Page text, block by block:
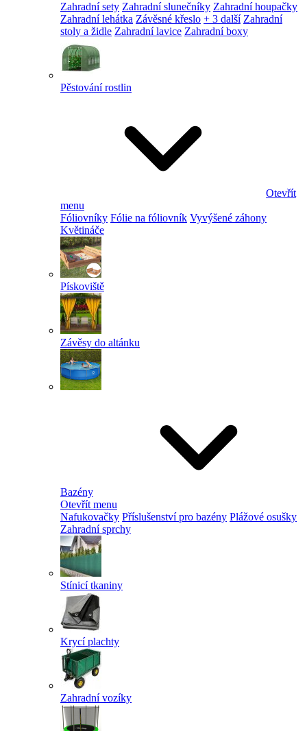
Zahradní sety Zahradní slunečníky Zahradní houpačky
Zahradní lehátka Závěsné křeslo + 3 další Zahradní
stoly a židle Zahradní lavice Zahradní boxy
Pěstování rostlin
Otevřít
menu
Fóliovníky Fólie na fóliovník Vyvýšené záhony
Květináče
Pískoviště
Závěsy do altánku
Bazény
Otevřít menu
Nafukovačky Příslušenství pro bazény Plážové osušky
Zahradní sprchy
Stínicí tkaniny
Krycí plachty
Zahradní vozíky